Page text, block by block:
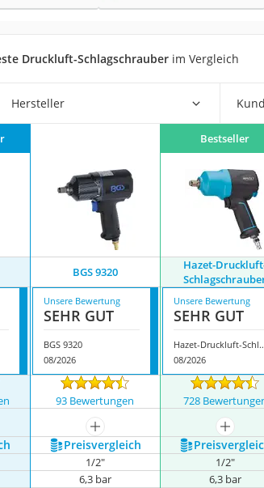
Akku-Laubsauger
Multimeter
Druckluft-Schlagschrauber im Vergleich
Hersteller
Bestseller
BGS 9320
Hazet-
Unsere Bewertung
SEHR GUT
BGS 9320
08/2026
Unsere Bewertung
SEHR GUT
Hazet-
08/2026
93 Bewertungen 728
mehr anzeigen mehr
Preis­vergleich
1/2" 1/2"
6,3 bar 6,3 bar